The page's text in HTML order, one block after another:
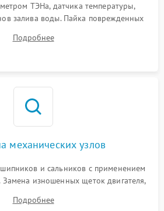
ТЭНа, датчика температуры,
залива воды. Пайка поврежденных
проводки и контактов.
Подробнее
механических узлов
и сальников с применением
Замена изношенных щеток двигателя,
резиновой манжеты.
Подробнее